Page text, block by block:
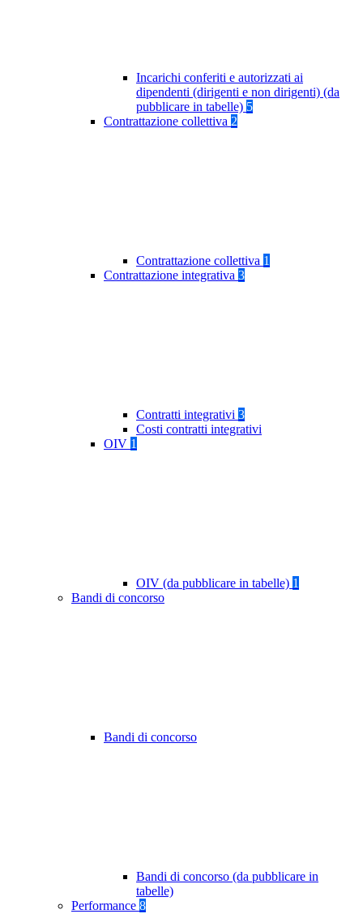
Incarichi conferiti e autorizzati ai
dipendenti (dirigenti e non dirigenti) (da
pubblicare in tabelle) 5
Contrattazione collettiva 2
Contrattazione collettiva 1
Contrattazione integrativa 3
Contratti integrativi 3
Costi contratti integrativi
OIV 1
OIV (da pubblicare in tabelle) 1
Bandi di concorso
Bandi di concorso
Bandi di concorso (da pubblicare in
tabelle)
Performance 8